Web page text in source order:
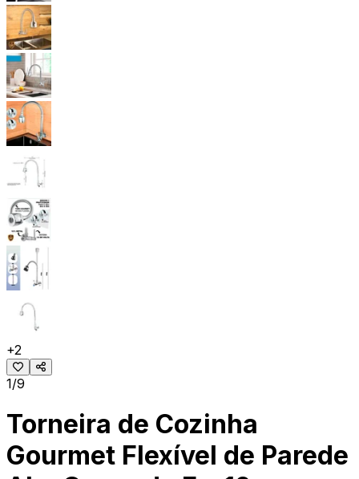
+2
1/9
Torneira de Cozinha
Gourmet Flexível de Parede